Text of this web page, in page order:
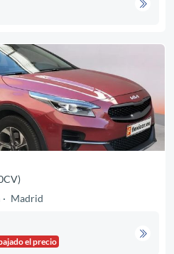
Madrid
el precio